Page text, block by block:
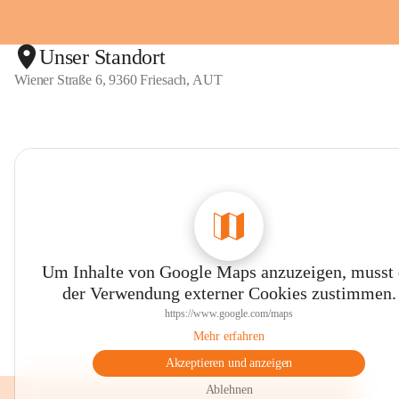
Unser Standort
Wiener Straße 6, 9360 Friesach, AUT
Um Inhalte von Google Maps anzuzeigen, musst
der Verwendung externer Cookies zustimmen.
https://www.google.com/maps
Mehr erfahren
Akzeptieren und anzeigen
Ablehnen